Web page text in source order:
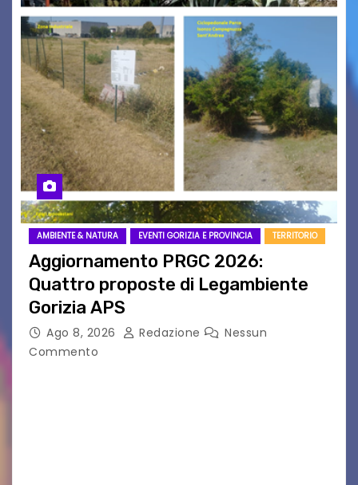
AMBIENTE & NATURA EVENTI GORIZIA E PROVINCIA TERRITORIO
Aggiornamento PRGC 2026:
Quattro proposte di Legambiente
Gorizia APS
Ago 8, 2026 Redazione
Nessun
Commento